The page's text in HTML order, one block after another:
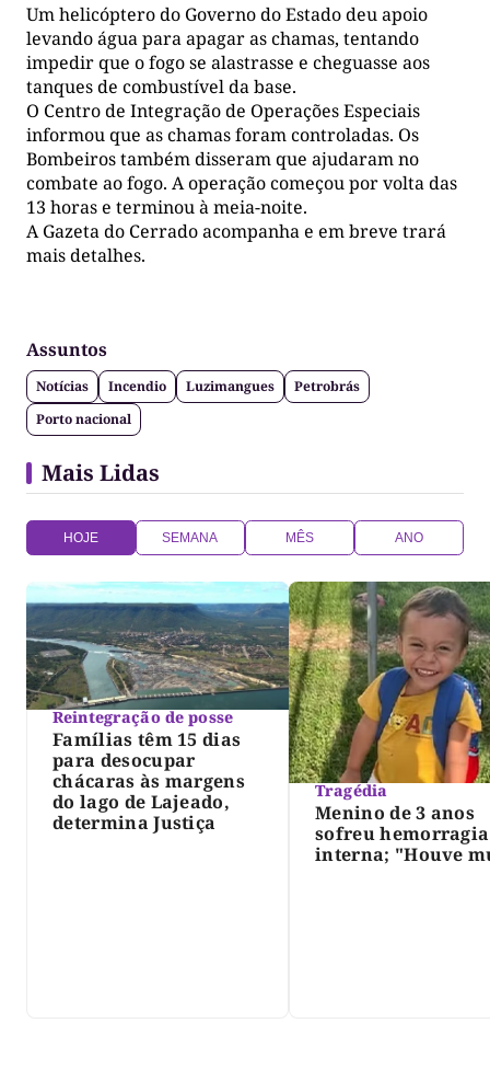
Um helicóptero do Governo do Estado deu apoio
levando água para apagar as chamas, tentando
impedir que o fogo se alastrasse e cheguasse aos
tanques de combustível da base.
O Centro de Integração de Operações Especiais
informou que as chamas foram controladas. Os
Bombeiros também disseram que ajudaram no
combate ao fogo. A operação começou por volta das
13 horas e terminou à meia-noite.
A Gazeta do Cerrado acompanha e em breve trará
mais detalhes.
Assuntos
Notícias Incendio Luzimangues
Petrobrás
Porto nacional
Mais Lidas
HOJE SEMANA MÊS ANO
Reintegração de posse
Famílias têm 15 dias
para desocupar
chácaras às margens
do lago de Lajeado,
determina Justiça
Tragédia
Menino de 3 anos
sofreu hemorragia
interna; "Houve